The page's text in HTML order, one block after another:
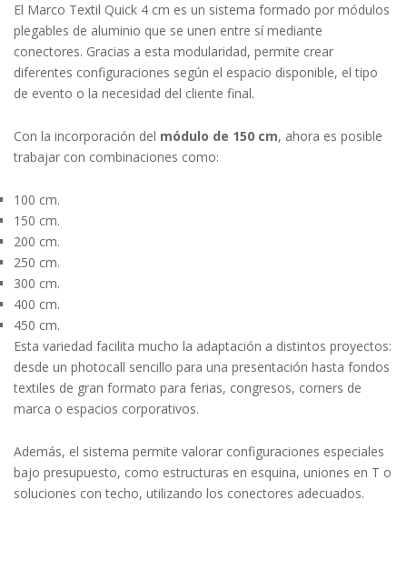
El Marco Textil Quick 4 cm es un sistema formado por módulos
plegables de aluminio que se unen entre sí mediante
conectores. Gracias a esta modularidad, permite crear
diferentes configuraciones según el espacio disponible, el tipo
de evento o la necesidad del cliente final.
Con la incorporación del módulo de 150 cm, ahora es posible
trabajar con combinaciones como:
100 cm.
150 cm.
200 cm.
250 cm.
300 cm.
400 cm.
450 cm.
Esta variedad facilita mucho la adaptación a distintos proyectos:
desde un photocall sencillo para una presentación hasta fondos
textiles de gran formato para ferias, congresos, corners de
marca o espacios corporativos.
Además, el sistema permite valorar configuraciones especiales
bajo presupuesto, como estructuras en esquina, uniones en T o
soluciones con techo, utilizando los conectores adecuados.